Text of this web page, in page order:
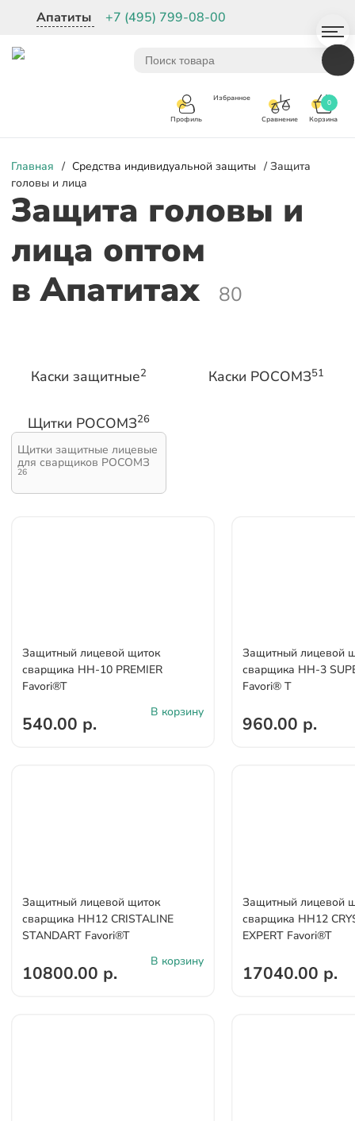
Апатиты +7 (495) 799-08-00
Профиль
Избранное
Сравнение Корзина
0
Главная / Средства индивидуальной защиты / Защита
головы и лица
Защита головы и
лица оптом
в Апатитах
80
Каски защитные2 Каски РОСОМЗ51
Щитки РОСОМЗ26
Щитки защитные лицевые
для сварщиков РОСОМЗ
26
Защитный лицевой щиток
сварщика НН-10 PREMIER
Favori®T
540.00 р.
В корзину
Защитный лицевой
сварщика НН-3
Favori® T
960.00 р.
Защитный лицевой щиток
сварщика НН12 CRISTALINE
STANDARТ Favori®T
10800.00 р.
В корзину
Защитный лицевой
сварщика НН12
EXPERT Favori®T
17040.00 р.